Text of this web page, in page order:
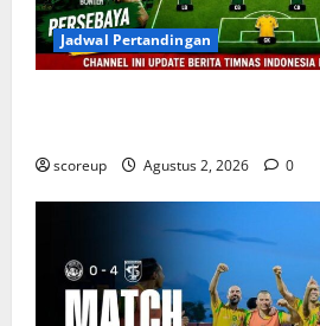
Jadwal Pertandingan
scoreup Agustus 2, 2026 0